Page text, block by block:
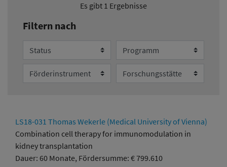
Es gibt 1 Ergebnisse
Filtern nach
Status Programm
Förderinstrument Forschungsstätte
LS18-031 Thomas Wekerle (Medical University of Vienna)
Combination cell therapy for immunomodulation in
kidney transplantation
Dauer: 60 Monate, Fördersumme: € 799.610